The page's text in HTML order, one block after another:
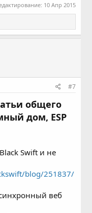
10 Апр 2015
#7
общего
дом, ESP
Swift и не
blog/251837/
веб